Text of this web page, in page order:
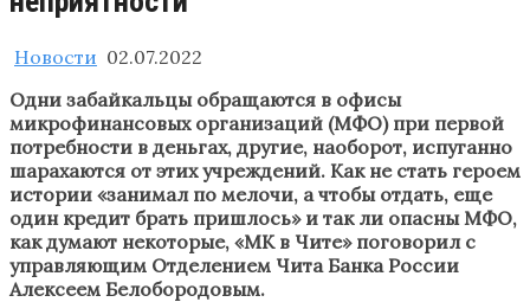
Новости 02.07.2022
Одни забайкальцы обращаются в офисы
микрофинансовых организаций (МФО) при первой
потребности в деньгах, другие, наоборот, испуганно
шарахаются от этих учреждений. Как не стать героем
истории «занимал по мелочи, а чтобы отдать, еще
один кредит брать пришлось» и так ли опасны МФО,
как думают некоторые, «МК в Чите» поговорил с
управляющим Отделением Чита Банка России
Алексеем Белобородовым.